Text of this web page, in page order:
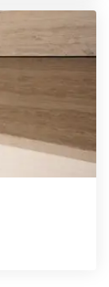
せん♪
味し
味し
+5